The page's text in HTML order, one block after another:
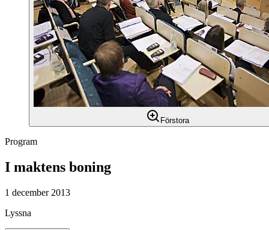
Förstora
Program
I maktens boning
1 december 2013
Lyssna